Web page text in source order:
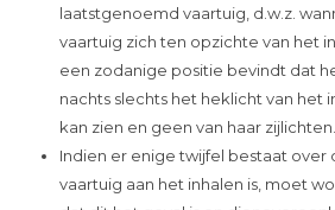
laatstgenoemd vaartuig, d.w.z.
vaartuig zich ten opzichte van het
een zodanige positie bevindt dat
nachts slechts het heklicht van het
kan zien en geen van haar zijlichten.
Indien er enige twijfel bestaat over
vaartuig aan het inhalen is, moet